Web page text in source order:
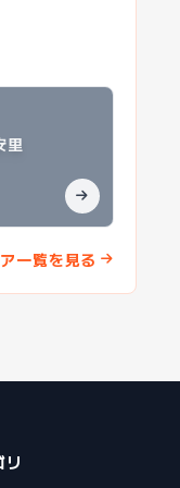
里
一覧を見る
リ